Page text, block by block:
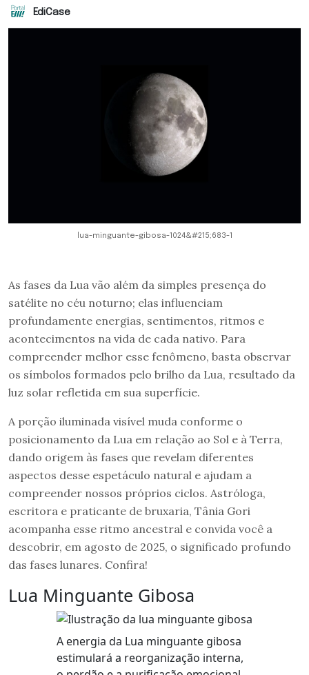
EdiCase
lua-minguante-gibosa-1024&#215;683-1
As fases da Lua vão além da simples presença do
satélite no céu noturno; elas influenciam
profundamente energias, sentimentos, ritmos e
acontecimentos na vida de cada nativo. Para
compreender melhor esse fenômeno, basta observar
os símbolos formados pelo brilho da Lua, resultado da
luz solar refletida em sua superfície.
A porção iluminada visível muda conforme o
posicionamento da Lua em relação ao Sol e à Terra,
dando origem às fases que revelam diferentes
aspectos desse espetáculo natural e ajudam a
compreender nossos próprios ciclos. Astróloga,
escritora e praticante de bruxaria, Tânia Gori
acompanha esse ritmo ancestral e convida você a
descobrir, em agosto de 2025, o significado profundo
das fases lunares. Confira!
Lua Minguante Gibosa
A energia da Lua minguante gibosa
estimulará a reorganização interna,